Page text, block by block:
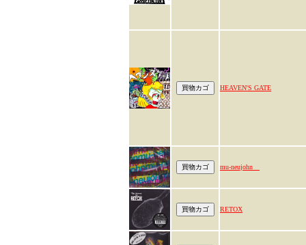
HEAVEN'S GATE
mu-neujohn
RETOX